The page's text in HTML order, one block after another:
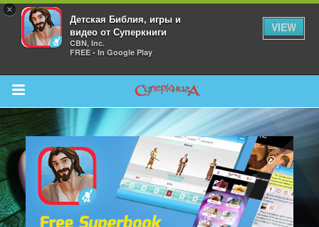
×
Детская Библия, игры и
видео от Суперкниги
CBN, Inc.
FREE - In Google Play
VIEW
Return to Content